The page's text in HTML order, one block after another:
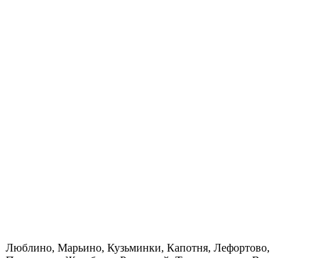
Люблино, Марьино, Кузьминки, Капотня, Лефортово,